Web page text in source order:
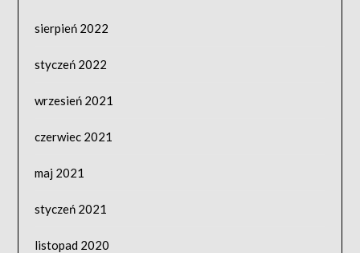
sierpień 2022
styczeń 2022
wrzesień 2021
czerwiec 2021
maj 2021
styczeń 2021
listopad 2020